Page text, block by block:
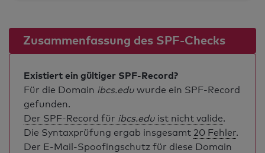
Zusammenfassung des SPF-Checks
Existiert ein gültiger SPF-Record?
Für die Domain ibcs.edu wurde ein SPF-Record
gefunden.
Der SPF-Record für ibcs.edu ist nicht valide.
Die Syntaxprüfung ergab insgesamt 20 Fehler.
Der E-Mail-Spoofingschutz für diese Domain